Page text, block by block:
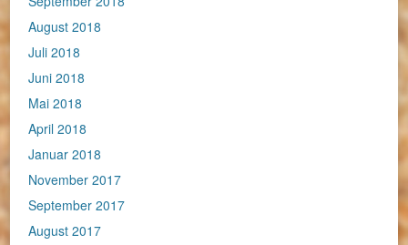
August 2018
Juli 2018
Juni 2018
Mai 2018
April 2018
Januar 2018
November 2017
September 2017
August 2017